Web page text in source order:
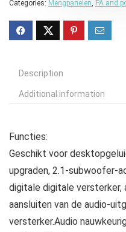
Categories: Mengpanelen, PA and
Description
Additional information
Functies:
Geschikt voor
upgraden, 2.1-subwoofer-
digitale digitale versterker,
aansluiten van de audio-
versterker.Audio